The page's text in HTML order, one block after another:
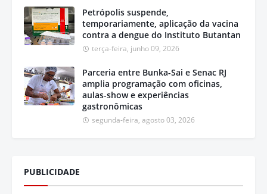
Petrópolis suspende,
temporariamente, aplicação da vacina
contra a dengue do Instituto Butantan
terça-feira, junho 09, 2026
Parceria entre Bunka-Sai e Senac RJ
amplia programação com oficinas,
aulas-show e experiências
gastronômicas
segunda-feira, agosto 03, 2026
PUBLICIDADE